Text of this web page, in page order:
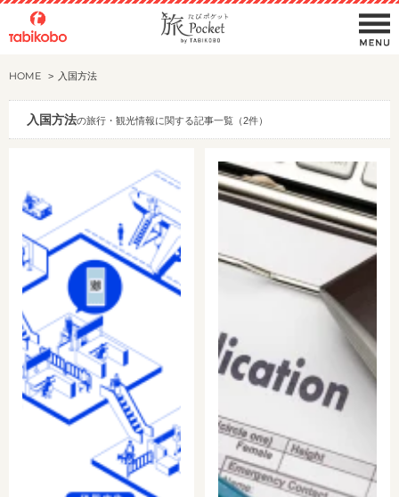
HOME 入国方法
入国方法の旅行・観光情報に関する記事一覧（2件）